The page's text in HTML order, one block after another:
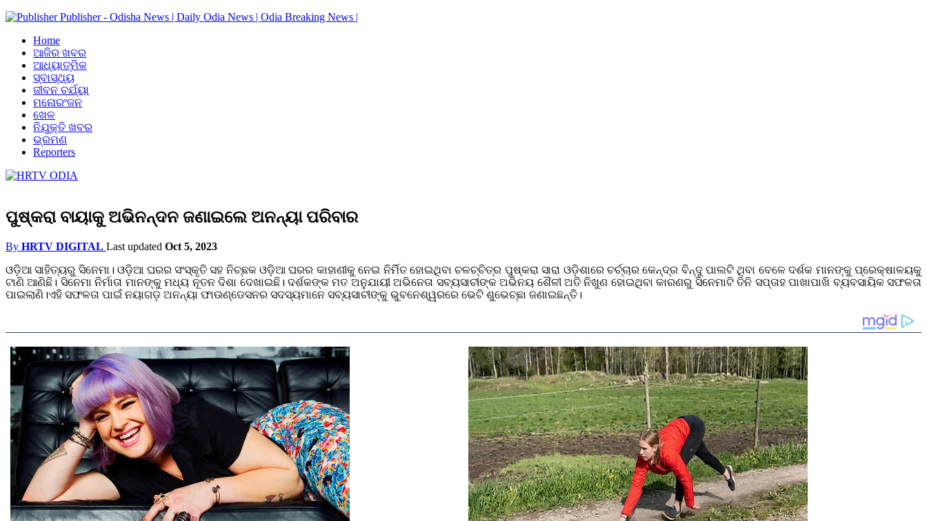
Publisher - Odisha News | Daily Odia News | Odia Breaking News |
Home
ଆଜିର ଖବର
ଆଧ୍ୟାତ୍ମିକ
ସ୍ବାସ୍ଥ୍ୟ
ଜୀବନ ଚର୍ଯ୍ୟା
ମନୋରଂଜନ
ଖେଳ
ନିଯୁକ୍ତି ଖବର
ଭ୍ରମଣ
Reporters
ପୁଷ୍କରା ବାୟାକୁ ଅଭିନନ୍ଦନ ଜଣାଇଲେ ଅନନ୍ୟା ପରିବାର
By HRTV DIGITAL Last updated Oct 5, 2023
ଓଡ଼ିଆ ସାହିତ୍ୟରୁ ସିନେମା। ଓଡ଼ିଆ ଘରର ସଂସ୍କୃତି ସହ ନିଚ୍ଛକ ଓଡ଼ିଆ ଘରର କାହାଣୀକୁ ନେଇ ନିର୍ମିତ ହୋଇଥିବା ଚଳଚ୍ଚିତ୍ର ପୁଷ୍କରା ସାରା ଓଡ଼ିଶାରେ ଚର୍ଚ୍ଚାର କେନ୍ଦ୍ର ବିନ୍ଦୁ ପାଲଟି ଥିବା ବେଳେ ଦର୍ଶକ ମାନଙ୍କୁ ପ୍ରେକ୍ଷାଳୟକୁ
ଟାଣି ଆଣିଛି। ସିନେମା ନିର୍ମାତା ମାନଙ୍କୁ ମଧ୍ୟ ନୂତନ ଦିଶା ଦେଖାଇଛି। ଦର୍ଶକଙ୍କ ମତ ଅନୁଯାୟୀ ଅଭିନେତା ସବ୍ୟସାଚୀଙ୍କ ଅଭିନୟ ଶୈଳୀ ଅତି ନିଖୁଣ ହୋଇଥିବା କାରଣରୁ ସିନେମାଟି ତିନି ସପ୍ତାହ ପାଖାପାଖି ବ୍ୟବସାୟିକ ସଫଳତା
ପାଇଲାଣି।ଏହି ସଫଳତା ପାଇଁ ନୟାଗଡ଼ ଅନନ୍ୟା ଫାଉଣ୍ଡେସନର ସଦସ୍ୟମାନେ ସବ୍ୟସାଚୀଙ୍କୁ ଭୁବନେଶ୍ୱରରେ ଭେଟି ଶୁଭେଚ୍ଛା ଜଣାଇଛନ୍ତି।